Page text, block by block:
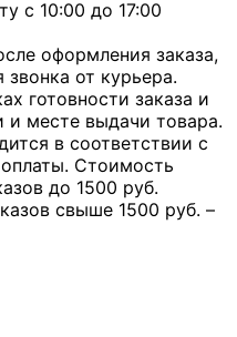
с 10:00 до 17:00
оформления заказа,
от курьера.
готовности заказа и
и месте выдачи товара.
в соответствии с
Стоимость
до 1500 руб.
свыше 1500 руб. –